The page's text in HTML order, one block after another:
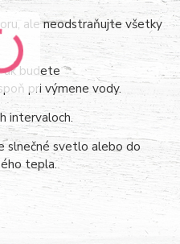
ale neodstraňujte všetky
budete
pri výmene vody.
intervaloch.
slnečné svetlo alebo do
tepla.